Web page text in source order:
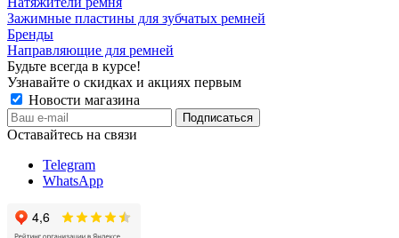
Зажимные пластины для зубчатых ремней
Бренды
Направляющие для ремней
Будьте всегда в курсе!
Узнавайте о скидках и акциях первым
Новости магазина
Оставайтесь на связи
Telegram
WhatsApp